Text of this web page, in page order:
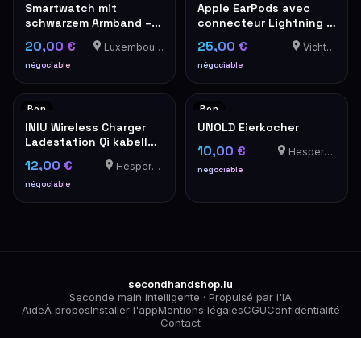
Smartwatch mit
schwarzem Armband –
Gebraucht - Mit
Alarmknopf an der
Seite. Bei Gefahr
aktivieren. Ein schriller
Ton bewirkt sofort die
Aufmerksamkeit der
Leute in der Umgebung.
20,00 €
négociable
Luxembourg-Cents
Apple EarPods avec
connecteur Lightning –
25,00 €
négociable
Vichten
Bon
INIU Wireless Charger
Ladestation Qi kabellos
12,00 €
négociable
Hesperange
Bon
UNOLD Eierkocher
10,00 €
négociable
Hesperange
secondhandshop.lu
Seconde main intelligente · Propulsé par l'IA
AideÀ proposInstaller l'appMentions légalesCGUConfidentialité
Contact